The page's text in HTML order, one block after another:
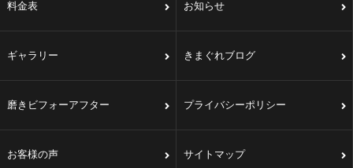
料金表 お知らせ
ギャラリー きまぐれブログ
磨きビフォーアフター プライバシーポリシー
お客様の声 サイトマップ